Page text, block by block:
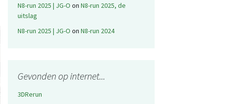
N8-run 2025 | JG-O on N8-run 2025, de
uitslag
N8-run 2025 | JG-O on N8-run 2024
Gevonden op internet...
3DRerun